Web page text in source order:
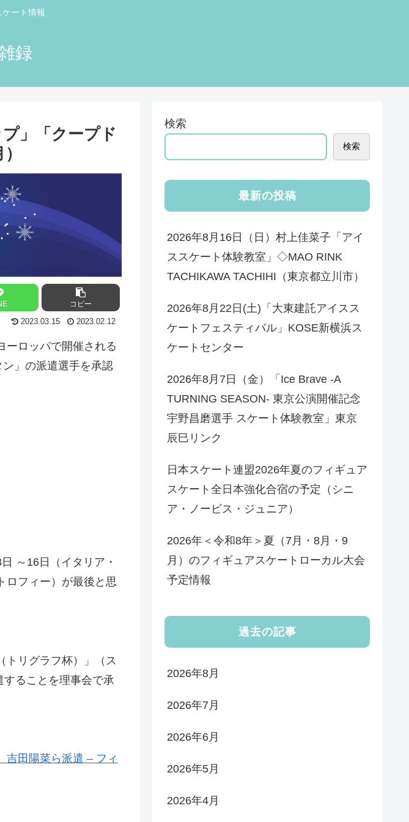
ート情報
録
」「クープド
コピー
2023.03.15 2023.02.12
ーロッパで開催される
」の派遣選手を承認
～16日（イタリア・
ロフィー）が最後と思
トリグラフ杯）」（ス
ることを理事会で承
吉田陽菜ら派遣 – フィ
検索
検索
最新の投稿
2026年8月16日（日）村上佳菜子「アイ
ススケート体験教室」◇MAO RINK
TACHIKAWA TACHIHI（東京都立川市）
2026年8月22日(土)「大東建託アイスス
ケートフェスティバル」KOSE新横浜ス
ケートセンター
2026年8月7日（金）「Ice Brave -A
TURNING SEASON- 東京公演開催記念
宇野昌磨選手 スケート体験教室」東京
辰巳リンク
日本スケート連盟2026年夏のフィギュア
スケート全日本強化合宿の予定（シニ
ア・ノービス・ジュニア）
2026年＜令和8年＞夏（7月・8月・9
月）のフィギュアスケートローカル大会
予定情報
過去の記事
2026年8月
2026年7月
2026年6月
2026年5月
2026年4月